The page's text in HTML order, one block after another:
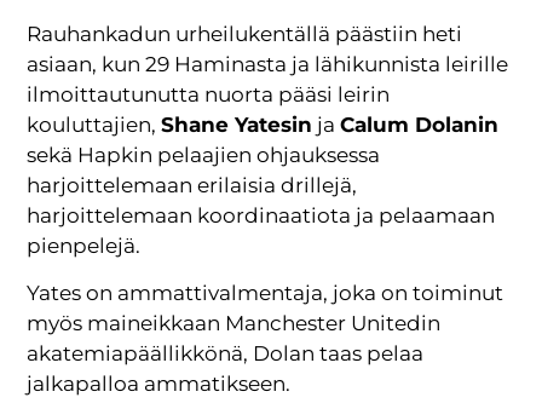
Rauhankadun urheilukentällä päästiin heti
asiaan, kun 29 Haminasta ja lähikunnista leirille
ilmoittautunutta nuorta pääsi leirin
kouluttajien,Shane Yatesin jaCalum Dolanin
sekä Hapkin pelaajien ohjauksessa
harjoittelemaan erilaisia drillejä,
harjoittelemaan koordinaatiota ja pelaamaan
pienpelejä.
Yates on ammattivalmentaja, joka on toiminut
myös maineikkaan Manchester Unitedin
akatemiapäällikkönä, Dolan taas pelaa
jalkapalloa ammatikseen.